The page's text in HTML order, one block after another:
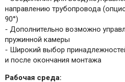
направлению трубопровода
90°)
- Дополнительно возможно
пружинной камеры
- Широкий выбор
и после окончания монтажа
Рабочая среда: